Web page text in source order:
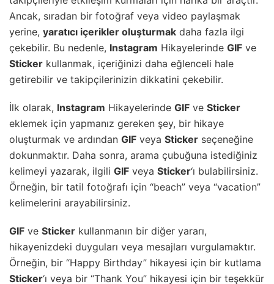
Ancak, sıradan bir fotoğraf veya video paylaşmak
yerine, yaratıcı içerikler oluşturmak daha fazla ilgi
çekebilir. Bu nedenle, Instagram Hikayelerinde GIF ve
Sticker kullanmak, içeriğinizi daha eğlenceli hale
getirebilir ve takipçilerinizin dikkatini çekebilir.
İlk olarak, Instagram Hikayelerinde GIF ve Sticker
eklemek için yapmanız gereken şey, bir hikaye
oluşturmak ve ardından GIF veya Sticker seçeneğine
dokunmaktır. Daha sonra, arama çubuğuna istediğiniz
kelimeyi yazarak, ilgili GIF veya Sticker‘ı bulabilirsiniz.
Örneğin, bir tatil fotoğrafı için “beach” veya “vacation”
kelimelerini arayabilirsiniz.
GIF ve Sticker kullanmanın bir diğer yararı,
hikayenizdeki duyguları veya mesajları vurgulamaktır.
Örneğin, bir “Happy Birthday” hikayesi için bir kutlama
Sticker‘ı veya bir “Thank You” hikayesi için bir teşekkür